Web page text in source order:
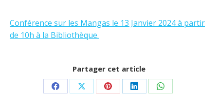
Conférence sur les Mangas le 13 Janvier 2024 à partir
de 10h à la Bibliothèque.
Partager cet article
PartagerPartagerPartagerPartagerPartager